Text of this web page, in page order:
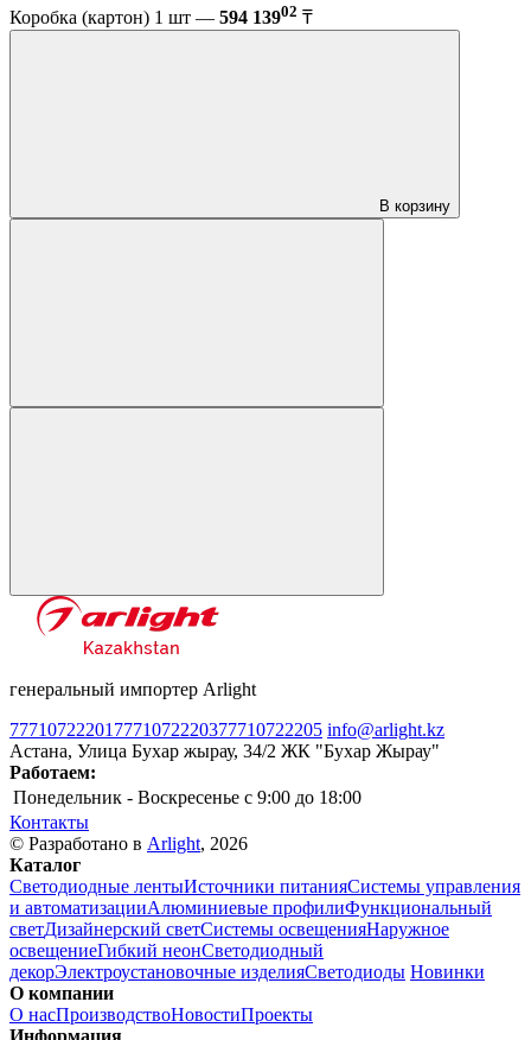
Коробка (картон) 1 шт — 594 13902 ₸
В корзину
генеральный импортер Arlight
77710722201 7771072220377710722205 info@arlight.kz
Астана, Улица Бухар жырау, 34/2 ЖК "Бухар Жырау"
Работаем:
Понедельник - Воскресенье c 9:00 до 18:00
Контакты
© Разработано в Arlight, 2026
Каталог
Светодиодные лентыИсточники питанияСистемы управления
и автоматизацииАлюминиевые профилиФункциональный
светДизайнерский светСистемы освещенияНаружное
освещениеГибкий неонСветодиодный
декорЭлектроустановочные изделияСветодиоды Новинки
О компании
О насПроизводствоНовостиПроекты